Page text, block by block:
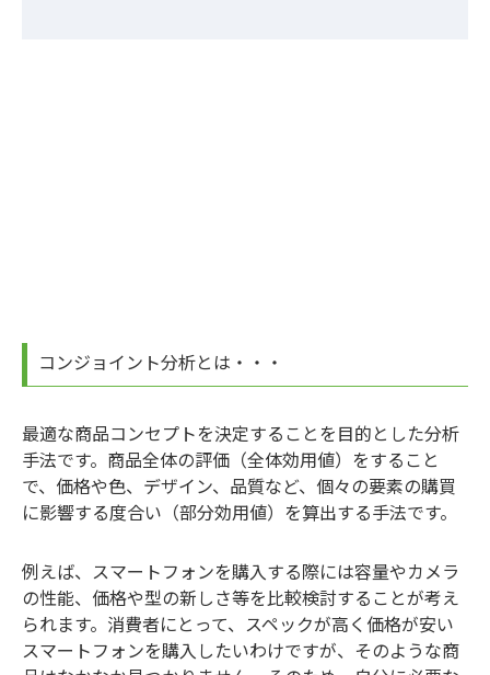
コンジョイント分析とは・・・
最適な商品コンセプトを決定することを目的とした分析
手法です。商品全体の評価（全体効用値）をすること
で、価格や色、デザイン、品質など、個々の要素の購買
に影響する度合い（部分効用値）を算出する手法です。
例えば、スマートフォンを購入する際には容量やカメラ
の性能、価格や型の新しさ等を比較検討することが考え
られます。消費者にとって、スペックが高く価格が安い
スマートフォンを購入したいわけですが、そのような商